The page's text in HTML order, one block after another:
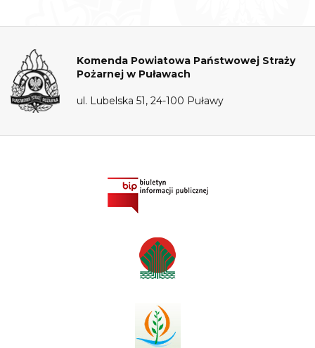
Komenda Powiatowa Państwowej Straży
Pożarnej w Puławach
ul. Lubelska 51, 24-100 Puławy